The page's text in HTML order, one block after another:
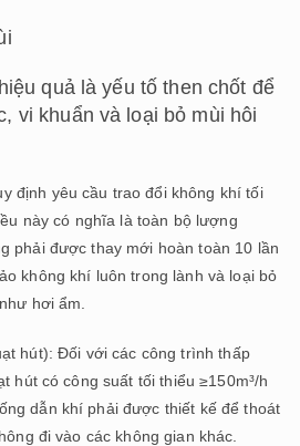
quả là yếu tố then chốt để
vi khuẩn và loại bỏ mùi hôi
định yêu cầu trao đổi không khí tối
này có nghĩa là toàn bộ lượng
phải được thay mới hoàn toàn 10 lần
không khí luôn trong lành và loại bỏ
hơi ẩm.
hút): Đối với các công trình thấp
hút có công suất tối thiểu ≥150m³/h
dẫn khí phải được thiết kế để thoát
đi vào các không gian khác.